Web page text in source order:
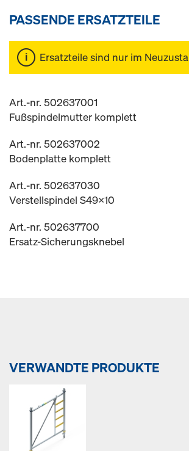
PASSENDE ERSATZTEILE
Ersatzteile sind nur im
Art.-nr. 502637001
Fußspindelmutter komplett
Art.-nr. 502637002
Bodenplatte komplett
Art.-nr. 502637030
Verstellspindel S49x10
Art.-nr. 502637700
Ersatz-Sicherungsknebel
VERWANDTE PRODUKTE